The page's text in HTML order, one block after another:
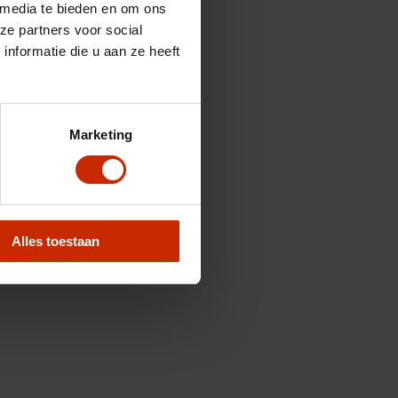
te bieden en om ons
partners voor social
die u aan ze heeft
Marketing
Alles toestaan